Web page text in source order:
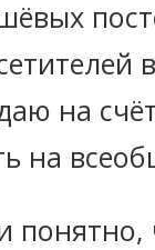
на
на
понятно,